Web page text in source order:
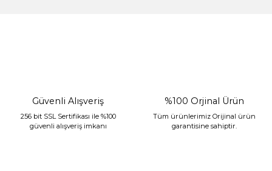
Güvenli Alışveriş
256 bit SSL Sertifikası ile %100
güvenli alışveriş imkanı
%100 Orjinal Ürün
Tüm ürünlerimiz Orijinal ürün
garantisine sahiptir.